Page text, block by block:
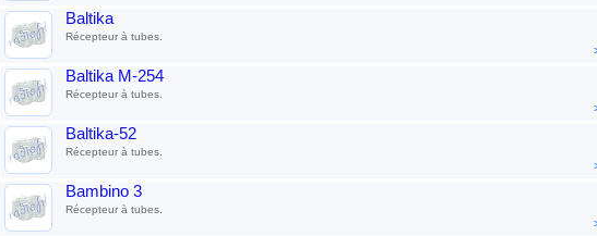
Baltika
Récepteur à tubes.
Baltika M-254
Récepteur à tubes.
Baltika-52
Récepteur à tubes.
Bambino 3
Récepteur à tubes.